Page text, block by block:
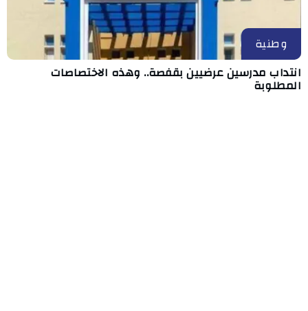
وطنية
انتداب مدرسين عرضيين بقفصة.. وهذه الاختصاصات
المطلوبة